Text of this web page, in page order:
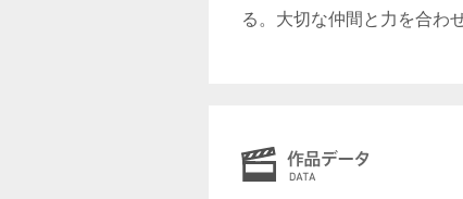
る。大切な仲間と力を合わ